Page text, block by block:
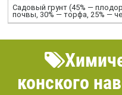
Садовый грунт (45% —
почвы, 30% — торфа, 25% —
конского